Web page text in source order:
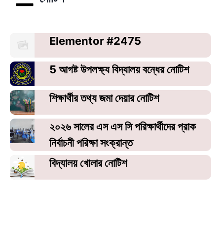
Elementor #2475
5 আগষ্ট উপলক্ষ্য বিদ্যালয় বন্ধের নোটিশ
শিক্ষার্থীর তথ্য জমা দেয়ার নোটিশ
২০২৬ সালের এস এস সি পরিক্ষার্থীদের প্রাক
নির্বাচনী পরিক্ষা সংক্রান্ত
বিদ্যালয় খোলার নোটিশ